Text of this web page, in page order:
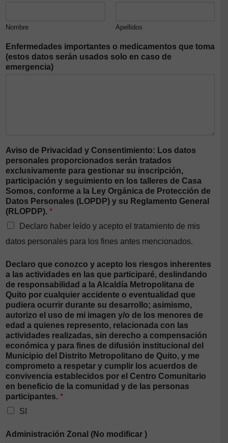
Nombre Apellidos
Enfermedades importantes o medicamentos que toma
(estos datos serán usados solo en caso de
emergencia)
Aviso de Privacidad y Consentimiento: Los datos
personales proporcionados serán tratados
exclusivamente para gestionar su inscripción,
participación y seguimiento en los talleres de Casa
Somos, conforme a la Ley Orgánica de Protección de
Datos Personales (LOPDP) y su Reglamento General
(RLOPDP). *
Declaro haber leído y acepto el tratamiento de mis
datos personales para los fines antes mencionados.
Declaro que conozco y acepto los riesgos inherentes
a las actividades en las que participaré, deslindando
de responsabilidad a la Alcaldía Metropolitana de
Quito por cualquier accidente o eventualidad que
pudiera ocurrir durante su desarrollo; asimismo,
autorizo el uso de mi imagen y/o de los menores de
edad a quienes represento, relacionada con las
actividades realizadas, sin derecho a compensación
económica y para fines de difusión institucional del
Municipio del Distrito Metropolitano de Quito, y me
comprometo a respetar y cumplir los acuerdos de
convivencia establecidos por el Centro Comunitario
en beneficio de la comunidad y de las personas
participantes. *
SI
Administración Zonal (No modificar )